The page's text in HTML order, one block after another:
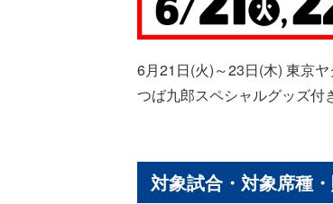
6月21日(火)～23日(木) 東京
つば九郎スペシャルグッズ付
対象試合・対象席種